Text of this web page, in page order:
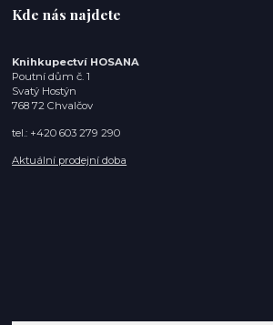
Kde nás najdete
Knihkupectví HOSANA
Poutní dům č. 1
Svatý Hostýn
768 72 Chvalčov
tel.: +420 603 279 290
Aktuální prodejní doba